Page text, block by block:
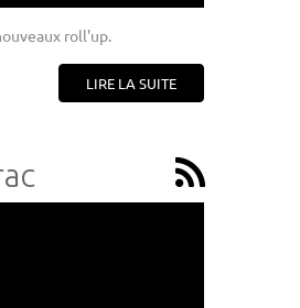
roll'up.
LIRE LA SUITE